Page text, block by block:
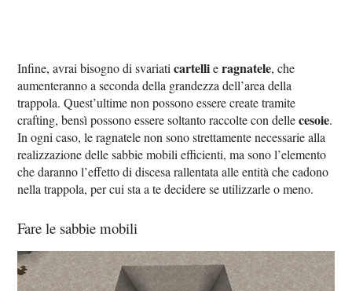
Infine, avrai bisogno di svariaticartellieragnatele, che
aumenteranno a seconda della grandezza dell’area della
trappola. Quest’ultime non possono essere create tramite
crafting, bensì possono essere soltanto raccolte con dellecesoie.
In ogni caso, le ragnatele non sono strettamente necessarie alla
realizzazione delle sabbie mobili efficienti, ma sono l’elemento
che daranno l’effetto di discesa rallentata alle entità che cadono
nella trappola, per cui sta a te decidere se utilizzarle o meno.
Fare le sabbie mobili